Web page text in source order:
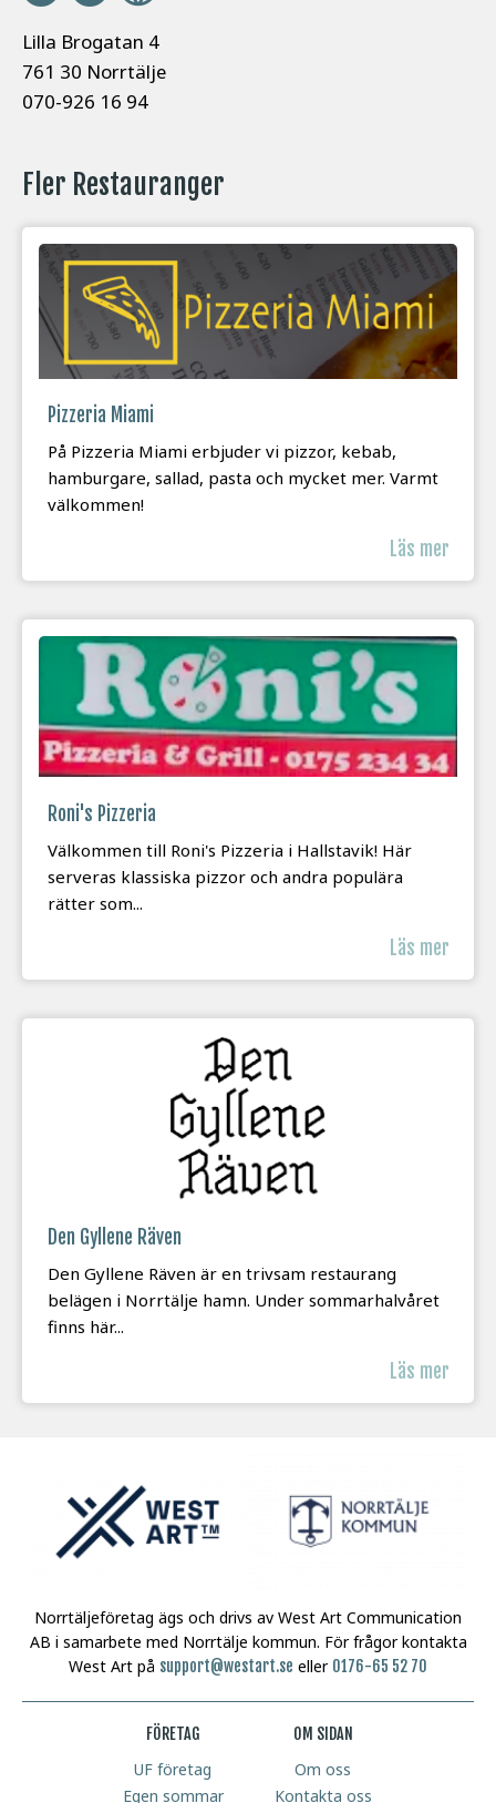
Lilla Brogatan 4
761 30 Norrtälje
070-926 16 94
Fler Restauranger
Pizzeria Miami
På Pizzeria Miami erbjuder vi pizzor, kebab,
hamburgare, sallad, pasta och mycket mer. Varmt
välkommen!
Läs mer
Roni's Pizzeria
Välkommen till Roni's Pizzeria i Hallstavik! Här
serveras klassiska pizzor och andra populära
rätter som...
Läs mer
Den Gyllene Räven
Den Gyllene Räven är en trivsam restaurang
belägen i Norrtälje hamn. Under sommarhalvåret
finns här...
Läs mer
Norrtäljeföretag ägs och drivs av West Art Communication
AB i samarbete med Norrtälje kommun. För frågor kontakta
West Art på support@westart.se eller 0176-65 52 70
FÖRETAG
UF företag
Egen sommar
OM SIDAN
Om oss
Kontakta oss